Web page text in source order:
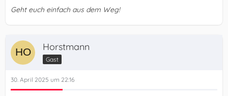
Geht euch einfach aus dem Weg!
Horstmann
Gast
30. April 2025 um 22:16